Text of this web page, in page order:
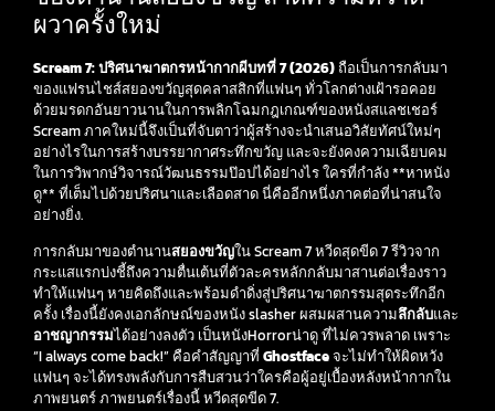
ผวาครั้งใหม่
Scream 7: ปริศนาฆาตกรหน้ากากผีบทที่ 7 (2026) ถือเป็นการกลับมา
ของแฟรนไชส์สยองขวัญสุดคลาสสิกที่แฟนๆ ทั่วโลกต่างเฝ้ารอคอย
ด้วยมรดกอันยาวนานในการพลิกโฉมกฎเกณฑ์ของหนังสแลชเชอร์
Scream ภาคใหม่นี้จึงเป็นที่จับตาว่าผู้สร้างจะนำเสนอวิสัยทัศน์ใหม่ๆ
อย่างไรในการสร้างบรรยากาศระทึกขวัญ และจะยังคงความเฉียบคม
ในการวิพากษ์วิจารณ์วัฒนธรรมป๊อปได้อย่างไร ใครที่กำลัง **หาหนัง
ดู** ที่เต็มไปด้วยปริศนาและเลือดสาด นี่คืออีกหนึ่งภาคต่อที่น่าสนใจ
อย่างยิ่ง.
การกลับมาของตำนานสยองขวัญใน Scream 7 หวีดสุดขีด 7 รีวิวจาก
กระแสแรกบ่งชี้ถึงความตื่นเต้นที่ตัวละครหลักกลับมาสานต่อเรื่องราว
ทำให้แฟนๆ หายคิดถึงและพร้อมดำดิ่งสู่ปริศนาฆาตกรรมสุดระทึกอีก
ครั้ง เรื่องนี้ยังคงเอกลักษณ์ของหนัง slasher ผสมผสานความลึกลับและ
อาชญากรรมได้อย่างลงตัว เป็นหนังHorrorน่าดู ที่ไม่ควรพลาด เพราะ
“I always come back!” คือคำสัญญาที่ Ghostfaceจะไม่ทำให้ผิดหวัง
แฟนๆ จะได้ทรงพลังกับการสืบสวนว่าใครคือผู้อยู่เบื้องหลังหน้ากากใน
ภาพยนตร์ ภาพยนตร์เรื่องนี้ หวีดสุดขีด 7.